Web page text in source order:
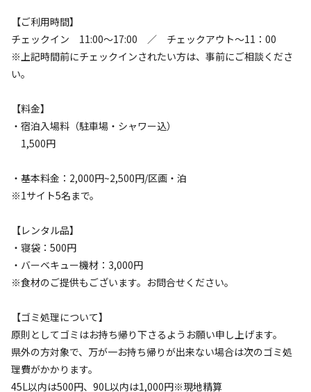
【ご利用時間】
チェックイン 11:00～17:00 ／ チェックアウト～11：00
※上記時間前にチェックインされたい方は、事前にご相談くださ
い。
【料金】
・宿泊入場料（駐車場・シャワー込）
1,500円
・基本料金：2,000円~2,500円/区画・泊
※1サイト5名まで。
【レンタル品】
・寝袋：500円
・バーベキュー機材：3,000円
※食材のご提供もございます。お問合せください。
【ゴミ処理について】
原則としてゴミはお持ち帰り下さるようお願い申し上げます。
県外の方対象で、万が一お持ち帰りが出来ない場合は次のゴミ処
理費がかかります。
45L以内は500円、90L以内は1,000円※現地精算
てみてはいかがですか・・？？
夜には海と満点の星空のコラボに癒されます☆☆☆
6m
まったり
落ち着く
ソロ
15 %
#体験アクティビティ #海水浴
#カップルにおすすめ # ファミリーにおすすめ
# 絶景 天体観測 # 星空撮影 携帯電波あり
キャンペーン